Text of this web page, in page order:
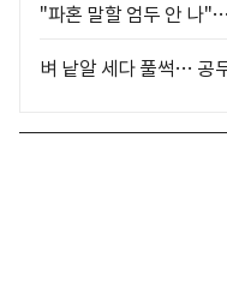
"파혼 말할 엄두 안 나
벼 낱알 세다 풀썩… 공